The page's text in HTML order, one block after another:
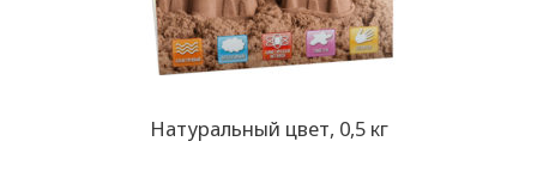
Натуральный цвет, 0,5 кг